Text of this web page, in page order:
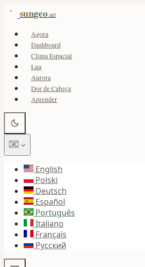
sungeo.net
Agora
Dashboard
Clima Espacial
Lua
Aurora
Dor de Cabeça
Aprender
English
Polski
Deutsch
Español
Português
Italiano
Français
Русский